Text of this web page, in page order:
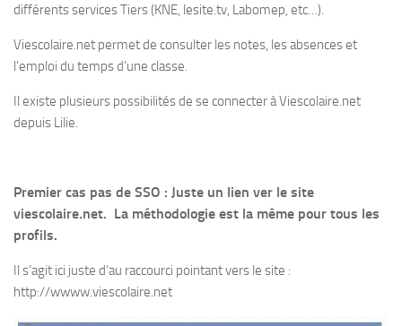
différents services Tiers (KNE, lesite.tv, Labomep, etc…).
Viescolaire.net permet de consulter les notes, les absences et
l’emploi du temps d’une classe.
Il existe plusieurs possibilités de se connecter à Viescolaire.net
depuis Lilie.
Premier cas pas de SSO : Juste un lien ver le site
viescolaire.net. La méthodologie est la même pour tous les
profils.
Il s’agit ici juste d’au raccourci pointant vers le site :
http://wwww.viescolaire.net